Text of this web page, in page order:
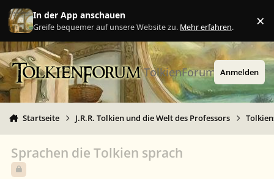
Zu Inhalt springen
In der App anschauen
Greife bequemer auf unsere Website zu. Mehr erfahren. ×
TolkienForum Anmelden
Startseite J.R.R. Tolkien und die Welt des Professors
Sprachen die Tolkien sprach